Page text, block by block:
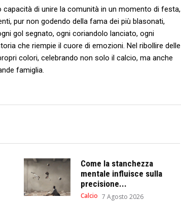
di unire la comunità in un momento di ‌festa,⁣
pur non godendo della fama dei più blasonati,
gol segnato, ⁢ogni ⁤coriandolo lanciato, ogni
che riempie il cuore di emozioni. Nel‌ ribollire delle
colori,⁤ celebrando non⁣ solo il calcio, ma anche
famiglia.
Come la stanchezza
mentale influisce sulla
precisione...
Calcio 7 Agosto 2026